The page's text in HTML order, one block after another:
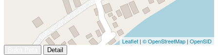
Leaflet | © OpenStreetMap | OpenSID
Detail